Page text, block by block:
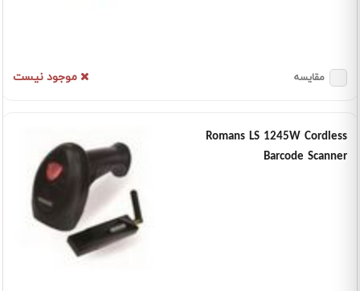
موجود نیست مقایسه
Romans LS 1245W Cordless
Barcode Scanner